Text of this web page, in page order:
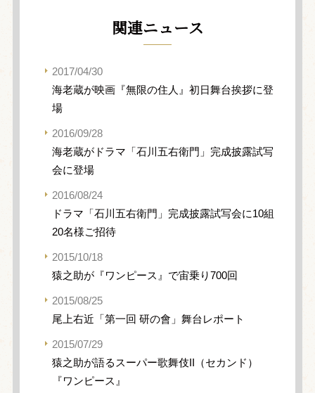
関連ニュース
2017/04/30
海老蔵が映画『無限の住人』初日舞台挨拶に登
場
2016/09/28
海老蔵がドラマ「石川五右衛門」完成披露試写
会に登場
2016/08/24
ドラマ「石川五右衛門」完成披露試写会に10組
20名様ご招待
2015/10/18
猿之助が『ワンピース』で宙乗り700回
2015/08/25
尾上右近「第一回 研の會」舞台レポート
2015/07/29
猿之助が語るスーパー歌舞伎II（セカンド）
『ワンピース』